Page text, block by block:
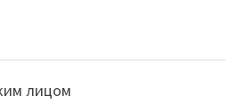
лицом